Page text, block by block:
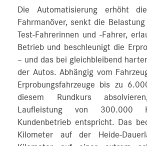
Die Automatisierung erhöht
Fahrmanöver, senkt die
Test-Fahrerinnen und -Fahrer,
Betrieb und beschleunigt die
– und das bei gleichbleibend
der Autos. Abhängig vom
Erprobungsfahrzeuge bis zu
diesem Rundkurs
Laufleistung von 300.000
Kundenbetrieb entspricht. Das
Kilometer auf der Heide-